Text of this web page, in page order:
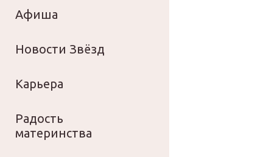
Афиша
Новости Звёзд
Карьера
Радость
материнства